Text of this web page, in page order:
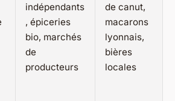
indépendants
, épiceries
bio, marchés
de
producteurs
de canut,
macarons
lyonnais,
bières
locales